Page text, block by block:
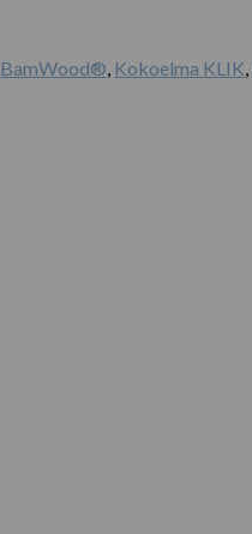
BamWood®, Kokoelma KLIK,